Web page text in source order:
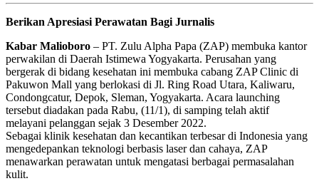
Berikan Apresiasi Perawatan Bagi Jurnalis
Kabar Malioboro – PT. Zulu Alpha Papa (ZAP) membuka kantor
perwakilan di Daerah Istimewa Yogyakarta. Perusahan yang
bergerak di bidang kesehatan ini membuka cabang ZAP Clinic di
Pakuwon Mall yang berlokasi di Jl. Ring Road Utara, Kaliwaru,
Condongcatur, Depok, Sleman, Yogyakarta. Acara launching
tersebut diadakan pada Rabu, (11/1), di samping telah aktif
melayani pelanggan sejak 3 Desember 2022.
Sebagai klinik kesehatan dan kecantikan terbesar di Indonesia yang
mengedepankan teknologi berbasis laser dan cahaya, ZAP
menawarkan perawatan untuk mengatasi berbagai permasalahan
kulit.